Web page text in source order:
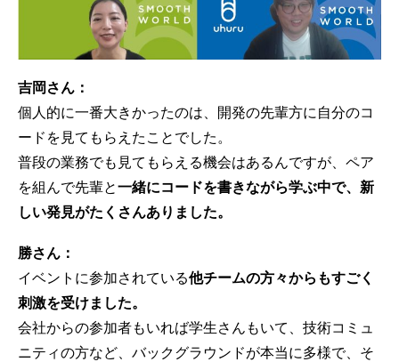
吉岡さん：
個人的に一番大きかったのは、開発の先輩方に自分のコ
ードを見てもらえたことでした。
普段の業務でも見てもらえる機会はあるんですが、ペア
を組んで先輩と一緒にコードを書きながら学ぶ中で、新
しい発見がたくさんありました。
勝さん：
イベントに参加されている他チームの方々からもすごく
刺激を受けました。
会社からの参加者もいれば学生さんもいて、技術コミュ
ニティの方など、バックグラウンドが本当に多様で、そ